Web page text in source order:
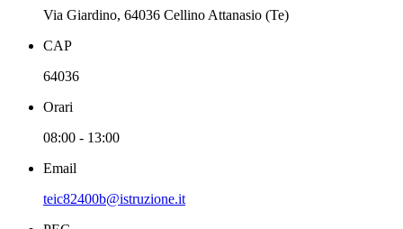
Via Giardino, 64036 Cellino Attanasio (Te)
CAP
64036
Orari
08:00 - 13:00
Email
teic82400b@istruzione.it